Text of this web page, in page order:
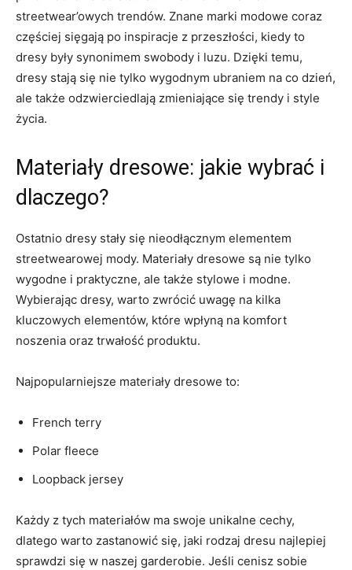
streetwear’owych trendów. Znane marki modowe coraz
częściej sięgają po inspiracje z przeszłości, kiedy to
dresy były synonimem swobody i‌ luzu. Dzięki temu,
dresy ‌stają ⁣się nie tylko wygodnym⁣ ubraniem⁣ na co dzień,
ale także odzwierciedlają zmieniające się ‌trendy i style
życia.
Materiały dresowe: jakie wybrać i
dlaczego?
Ostatnio dresy stały się nieodłącznym elementem
streetwearowej mody. Materiały dresowe ‍są nie tylko
wygodne i praktyczne, ⁣ale także stylowe i modne.
Wybierając dresy, warto zwrócić uwagę na kilka
kluczowych⁢ elementów, które wpłyną na​ komfort
noszenia oraz trwałość produktu.
Najpopularniejsze materiały​ dresowe to:
French terry
Polar fleece
Loopback jersey
Każdy z tych materiałów ma‌ swoje unikalne‌ cechy,
dlatego warto zastanowić się, jaki rodzaj dresu najlepiej
sprawdzi ⁢się w naszej garderobie. Jeśli cenisz sobie